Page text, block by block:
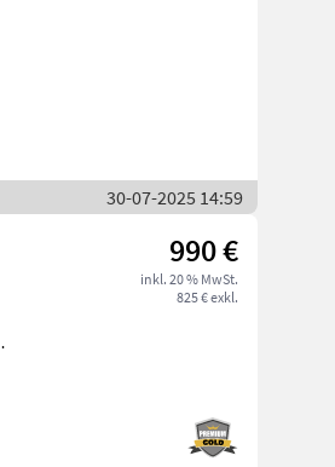
30-07-2025 14:59
990 €
inkl. 20 % MwSt.
825 € exkl.